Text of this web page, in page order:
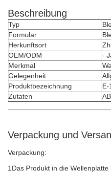
Beschreibung
Typ
Formular
Herkunftsort
OEM/ODM
-
Merkmal
Gelegenheit
Produktbezeichnung
E-
Zutaten
Verpackung und
Verpackung:
1Das Produkt in die Wellenplatte